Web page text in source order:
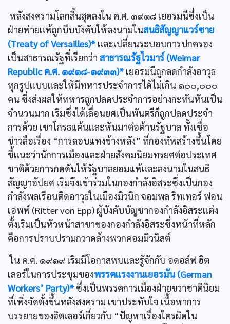
หลังสงครามโลกสิ้นสุดลงใน ค.ศ. ๑๙๑๘ เยอรมนีซึ่งเป็น
ฝ่ายพ่ายแพ้ถูกบีบบังคับให้ลงนามในสนธิสัญญาแวร์ซาย
(Treaty of Versailles)* และเปลี่ยนระบอบการปกครอง
เป็นสาธารณรัฐที่เรียกว่า สาธารณรัฐไวมาร์ (Weimar
Republic ค.ศ. ๑๙๑๘-๑๙๓๓)* เยอรมนีถูกลดกำลังอาวุธ
ทุกรูปแบบและให้มีทหารประจำการได้ไม่เกิน ๑๐๐,๐๐๐
คน ซึ่งส่งผลให้ทหารถูกปลดประจำการอย่างกะทันหันเป็น
จำนวนมาก เริมซึ่งได้เลื่อนยศเป็นพันตรีก็ถูกปลดประจำ
การด้วย เขาโกรธแค้นและหันมาต่อต้านรัฐบาล ทั้งเชื่อ
ข่าวลือเรื่อง “การลอบแทงข้างหลัง” ที่กองทัพสร้างขึ้นโดย
ชี้แนะว่านักการเมืองและฝ่ายสังคมนิยมทรยศต่อประเทศ
ชาติด้วยการกดดันให้รัฐบาลยอมแพ้และลงนามในสนธิ
สัญญาอัปยศ เริมจึงเข้าร่วมในกองกำลังอิสระซึ่งเป็นกอง
กำลังพลเรือนติดอาวุธในเมืองมิวนิก จอมพล ริทเทอร์ ฟอน
เอพพ์ (Ritter von Epp) ผู้บังคับบัญชากองกำลังอิสระแต่ง
ตั้งเริมเป็นหัวหน้าสาขาของกองกำลังอิสระซึ่งหน้าที่หลัก
คือการปราบปรามกวาดล้างพวกคอมมิวนิสต์
ใน ค.ศ. ๑๙๑๙ เริมมีโอกาสพบและรู้จักกับ อดอล์ฟ ฮิต
เลอร์ในการประชุมของพรรคแรงงานเยอรมัน (German
Workers’ Party)* ซึ่งเป็นพรรคการเมืองฝ่ายขวาชาตินิยม
ที่เพิ่งจัดตั้งขึ้นหลังสงคราม เขาประทับใจ เนื้อหาการ
บรรยายของฮิตเลอร์เกี่ยวกับ “ปัญหาเรื่องใครผิดใน